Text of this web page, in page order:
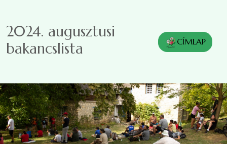
2024. augusztusi
bakancslista
CÍMLAP